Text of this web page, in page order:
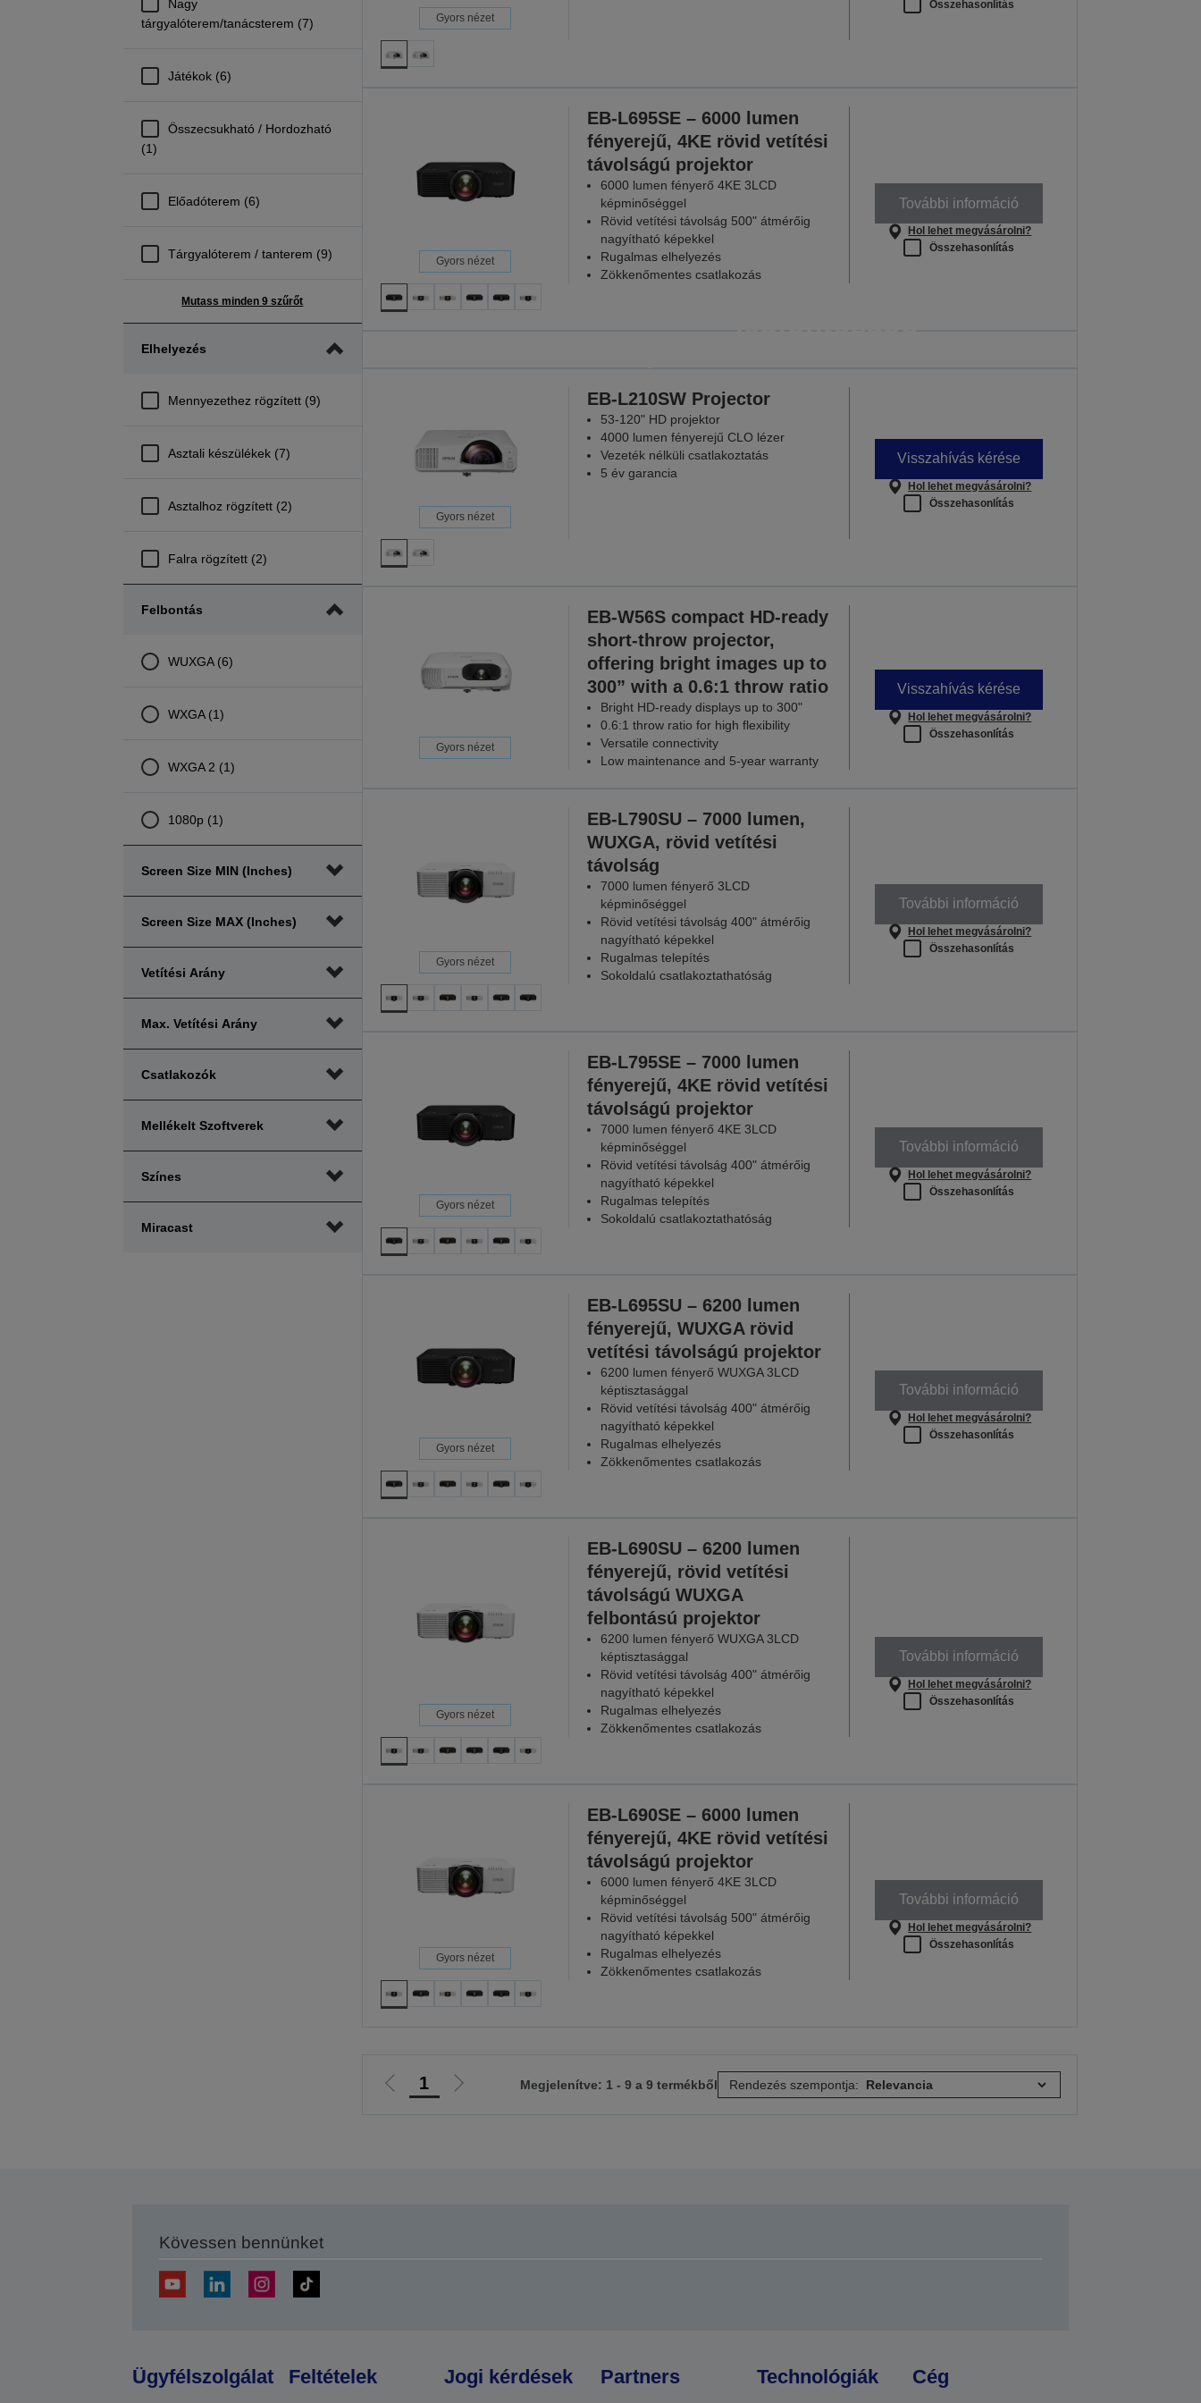
Nagy
tárgyalóterem/tanácsterem (7)
Játékok (6)
Összecsukható / Hordozható
(1)
Előadóterem (6)
Tárgyalóterem / tanterem (9)
Mutass minden 9 szűrőt
Elhelyezés
Mennyezethez rögzített (9)
Asztali készülékek (7)
Asztalhoz rögzített (2)
Falra rögzített (2)
Felbontás
WUXGA (6)
WXGA (1)
WXGA 2 (1)
1080p (1)
Screen Size MIN (inches)
Screen Size MAX (inches)
Vetítési Arány
Max. Vetítési Arány
Csatlakozók
Mellékelt Szoftverek
Színes
Miracast
Gyors nézet
Összehasonlítás
Gyors nézet
EB-L695SE – 6000 lumen
fényerejű, 4KE rövid vetítési
távolságú projektor
6000 lumen fényerő 4KE 3LCD
képminőséggel
Rövid vetítési távolság 500" átmérőig
nagyítható képekkel
Rugalmas elhelyezés
Zökkenőmentes csatlakozás
További információ
Hol lehet megvásárolni?
Összehasonlítás
Projektorok, melyekre a
Mert minden óra számít
Gyors nézet
EB-L210SW Projector
53-120" HD projektor
4000 lumen fényerejű CLO lézer
Vezeték nélküli csatlakoztatás
5 év garancia
Visszahívás kérése
Hol lehet megvásárolni?
Összehasonlítás
Gyors nézet
EB-W56S compact HD-ready
short-throw projector,
offering bright images up to
300” with a 0.6:1 throw ratio
Bright HD-ready displays up to 300"
0.6:1 throw ratio for high flexibility
Versatile connectivity
Low maintenance and 5-year warranty
Visszahívás kérése
Hol lehet megvásárolni?
Összehasonlítás
Gyors nézet
EB-L790SU – 7000 lumen,
WUXGA, rövid vetítési
távolság
7000 lumen fényerő 3LCD
képminőséggel
Rövid vetítési távolság 400" átmérőig
nagyítható képekkel
Rugalmas telepítés
Sokoldalú csatlakoztathatóság
További információ
Hol lehet megvásárolni?
Összehasonlítás
Gyors nézet
EB-L795SE – 7000 lumen
fényerejű, 4KE rövid vetítési
távolságú projektor
7000 lumen fényerő 4KE 3LCD
képminőséggel
Rövid vetítési távolság 400" átmérőig
nagyítható képekkel
Rugalmas telepítés
Sokoldalú csatlakoztathatóság
További információ
Hol lehet megvásárolni?
Összehasonlítás
Gyors nézet
EB-L695SU – 6200 lumen
fényerejű, WUXGA rövid
vetítési távolságú projektor
6200 lumen fényerő WUXGA 3LCD
képtisztasággal
Rövid vetítési távolság 400" átmérőig
nagyítható képekkel
Rugalmas elhelyezés
Zökkenőmentes csatlakozás
További információ
Hol lehet megvásárolni?
Összehasonlítás
Gyors nézet
EB-L690SU – 6200 lumen
fényerejű, rövid vetítési
távolságú WUXGA
felbontású projektor
6200 lumen fényerő WUXGA 3LCD
képtisztasággal
Rövid vetítési távolság 400" átmérőig
nagyítható képekkel
Rugalmas elhelyezés
Zökkenőmentes csatlakozás
További információ
Hol lehet megvásárolni?
Összehasonlítás
Gyors nézet
EB-L690SE – 6000 lumen
fényerejű, 4KE rövid vetítési
távolságú projektor
6000 lumen fényerő 4KE 3LCD
képminőséggel
Rövid vetítési távolság 500" átmérőig
nagyítható képekkel
Rugalmas elhelyezés
Zökkenőmentes csatlakozás
További információ
Hol lehet megvásárolni?
Összehasonlítás
Előző
1
KövetkezőMegjelenítve: 1 - 9 a 9 termékből Rendezés szempontja:
Kövessen bennünket
Ügyfélszolgálat Feltételek Jogi kérdések Partners Technológiák Cég